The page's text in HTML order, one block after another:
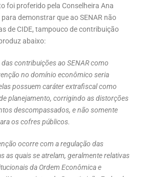
foi proferido pela Conselheira Ana
demonstrar que ao SENAR não
de CIDE, tampouco de contribuição
abaixo:
contribuições ao SENAR como
no domínio econômico seria
possuem caráter extrafiscal como
planejamento, corrigindo as distorções
descompassados, e não somente
os cofres públicos.
ocorre com a regulação das
as quais se atrelam, geralmente relativas
da Ordem Econômica e